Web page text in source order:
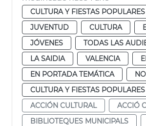
CULTURA Y FIESTAS POPULARES
JUVENTUD
CULTURA
JÓVENES
TODAS LAS
LA SAIDIA
VALENCIA
EN PORTADA TEMÁTICA
CULTURA Y FIESTAS POPULARES
ACCIÓN CULTURAL
ACCIÓ
BIBLIOTEQUES MUNICIPALS